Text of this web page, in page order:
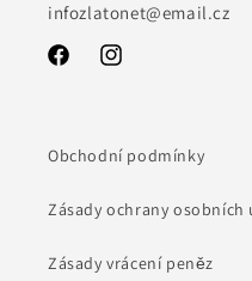
infozlatonet@email.cz
FacebookInstagram
Obchodní podmínky
Zásady ochrany osobních
Zásady vrácení peněz